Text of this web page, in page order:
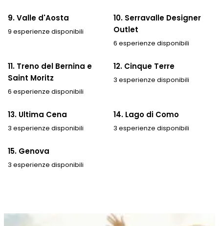
9. Valle d'Aosta
9 esperienze disponibili
10. Serravalle Designer
Outlet
6 esperienze disponibili
11. Treno del Bernina e
Saint Moritz
6 esperienze disponibili
12. Cinque Terre
3 esperienze disponibili
13. Ultima Cena
3 esperienze disponibili
14. Lago di Como
3 esperienze disponibili
15. Genova
3 esperienze disponibili